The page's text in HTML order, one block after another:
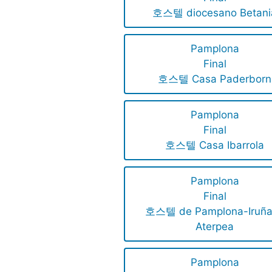
호스텔 diocesano
Pamplona
Final
호스텔 Casa Paderborn
Pamplona
Final
호스텔 Casa Ibarrola
Pamplona
Final
호스텔 de Pamplona-
Aterpea
Pamplona